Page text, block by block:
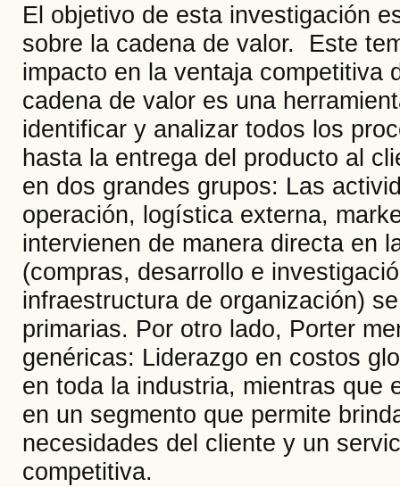
El objetivo de esta investigación
sobre la cadena de valor. Este
impacto en la ventaja competitiva
cadena de valor es una
identificar y analizar todos los
hasta la entrega del producto al
en dos grandes grupos: Las
operación, logística externa,
intervienen de manera directa en
(compras, desarrollo e
infraestructura de organización)
primarias. Por otro lado, Porter
genéricas: Liderazgo en costos
en toda la industria, mientras que
en un segmento que permite
necesidades del cliente y un
competitiva.